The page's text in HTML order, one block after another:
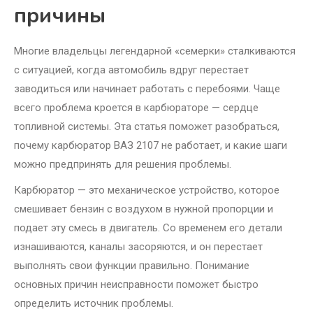
причины
Многие владельцы легендарной «семерки» сталкиваются
с ситуацией, когда автомобиль вдруг перестает
заводиться или начинает работать с перебоями. Чаще
всего проблема кроется в карбюраторе — сердце
топливной системы. Эта статья поможет разобраться,
почему карбюратор ВАЗ 2107 не работает, и какие шаги
можно предпринять для решения проблемы.
Карбюратор — это механическое устройство, которое
смешивает бензин с воздухом в нужной пропорции и
подает эту смесь в двигатель. Со временем его детали
изнашиваются, каналы засоряются, и он перестает
выполнять свои функции правильно. Понимание
основных причин неисправности поможет быстро
определить источник проблемы.